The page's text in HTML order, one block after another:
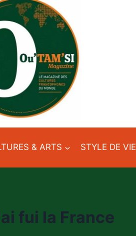
& ARTS STYLE DE VIE
fui la France